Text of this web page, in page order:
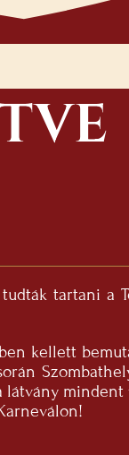
tartani a
kellett
látvány mindent